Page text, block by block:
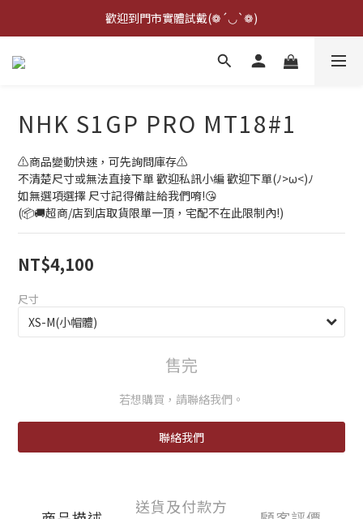
點擊右下方客服可詢問即時庫存☆*: .｡. o(≧▽≦)o .｡.:*☆
歡迎到門市實體試戴(❁´◡`❁)
雨衣盲盒現正開跑╰(*°▽°*)╯
NHK S1GP PRO MT18#1
⚠️商品變動快速，可先詢問庫存⚠️
不清楚尺寸或無法直接下單 歡迎私訊小編 歡迎下單(ﾉ>ω<)ﾉ
如無選項選擇 尺寸記得備註給我們唷!😘
(📦🚚超商/店到店取貨限單一頂，宅配不在此限制內!)
NT$4,100
尺寸
售完
若想購買，請聯絡我們。
聯絡我們
送貨及付款方